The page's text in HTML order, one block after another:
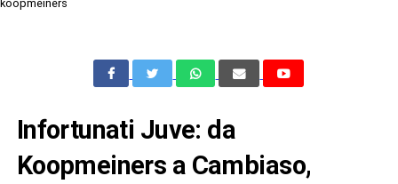
koopmeiners
Infortunati Juve: da
Koopmeiners a Cambiaso,